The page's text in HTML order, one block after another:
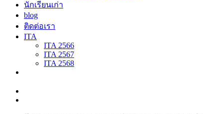
นักเรียนเก่า
blog
ติดต่อเรา
ITA
ITA 2566
ITA 2567
ITA 2568